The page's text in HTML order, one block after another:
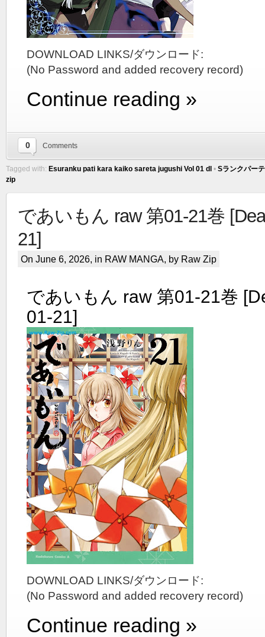
DOWNLOAD LINKS/ダウンロード:
(No Password and added recovery record)
Continue reading »
0 Comments
Tagged with: Esuranku pati kara kaiko sareta jugushi Vol 01 dl • Sランクパー
zip
であいもん raw 第01-21巻
21]
On June 6, 2026, in RAW MANGA, by Raw Zip
であいもん raw 第01-21巻
01-21]
DOWNLOAD LINKS/ダウンロード:
(No Password and added recovery record)
Continue reading »